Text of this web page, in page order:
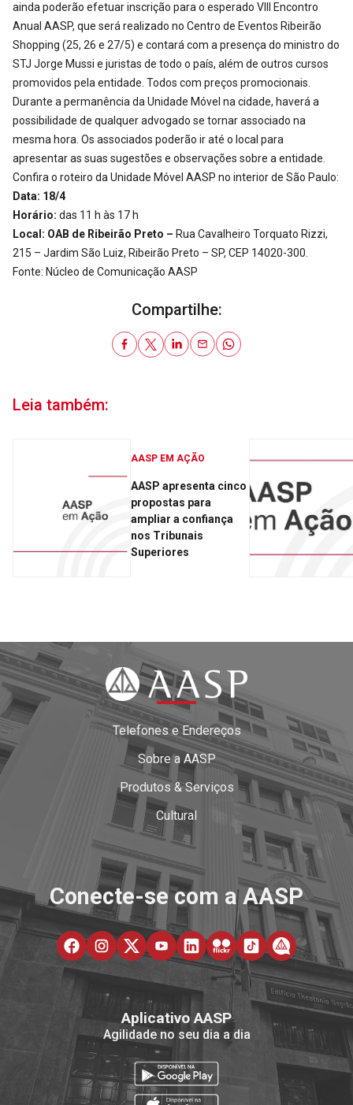
ainda poderão efetuar inscrição para o esperado VIII Encontro
Anual AASP, que será realizado no Centro de Eventos Ribeirão
Shopping (25, 26 e 27/5) e contará com a presença do ministro do
STJ Jorge Mussi e juristas de todo o país, além de outros cursos
promovidos pela entidade. Todos com preços promocionais.
Durante a permanência da Unidade Móvel na cidade, haverá a
possibilidade de qualquer advogado se tornar associado na
mesma hora. Os associados poderão ir até o local para
apresentar as suas sugestões e observações sobre a entidade.
Confira o roteiro da Unidade Móvel AASP no interior de São Paulo:
Data: 18/4
Horário: das 11 h às 17 h
Local: OAB de Ribeirão Preto – Rua Cavalheiro Torquato Rizzi,
215 – Jardim São Luiz, Ribeirão Preto – SP, CEP 14020-300.
Fonte: Núcleo de Comunicação AASP
Compartilhe:
Leia também:
AASP EM AÇÃO
AASP apresenta cinco
propostas para
ampliar a confiança
nos Tribunais
Superiores
Telefones e Endereços
Sobre a AASP
Produtos & Serviços
Cultural
Conecte-se com a AASP
Aplicativo AASP
Agilidade no seu dia a dia